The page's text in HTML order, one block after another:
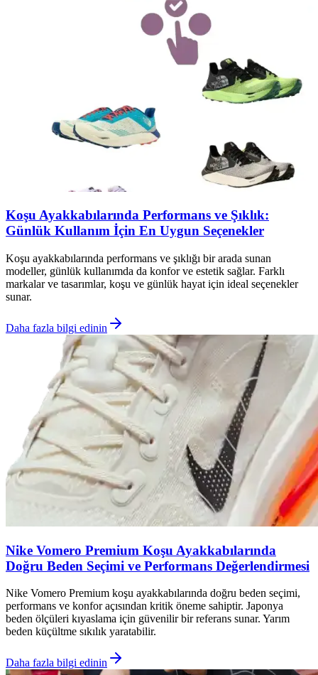
Koşu Ayakkabılarında Performans ve Şıklık:
Günlük Kullanım İçin En Uygun Seçenekler
Koşu ayakkabılarında performans ve şıklığı bir arada sunan
modeller, günlük kullanımda da konfor ve estetik sağlar. Farklı
markalar ve tasarımlar, koşu ve günlük hayat için ideal seçenekler
sunar.
Daha fazla bilgi edinin
Nike Vomero Premium Koşu Ayakkabılarında
Doğru Beden Seçimi ve Performans Değerlendirmesi
Nike Vomero Premium koşu ayakkabılarında doğru beden seçimi,
performans ve konfor açısından kritik öneme sahiptir. Japonya
beden ölçüleri kıyaslama için güvenilir bir referans sunar. Yarım
beden küçültme sıkılık yaratabilir.
Daha fazla bilgi edinin